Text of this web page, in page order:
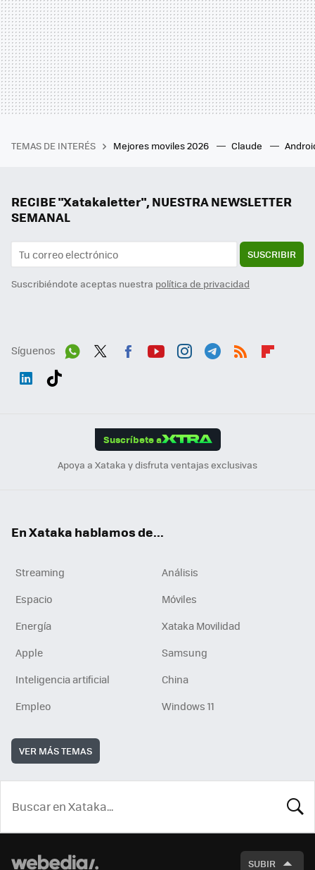
TEMAS DE INTERÉS Mejores moviles 2026 Claude
RECIBE "Xatakaletter", NUESTRA NEWSLETTER
SEMANAL
SUSCRIBIR
Suscribiéndote aceptas nuestra política de privacidad
Síguenos
Suscríbete a
Apoya a Xataka y disfruta ventajas exclusivas
En Xataka hablamos de...
Streaming
Análisis
Espacio
Móviles
Energía
Xataka Movilidad
Apple
Samsung
Inteligencia artificial
China
Empleo
Windows 11
VER MÁS TEMAS
SUBIR